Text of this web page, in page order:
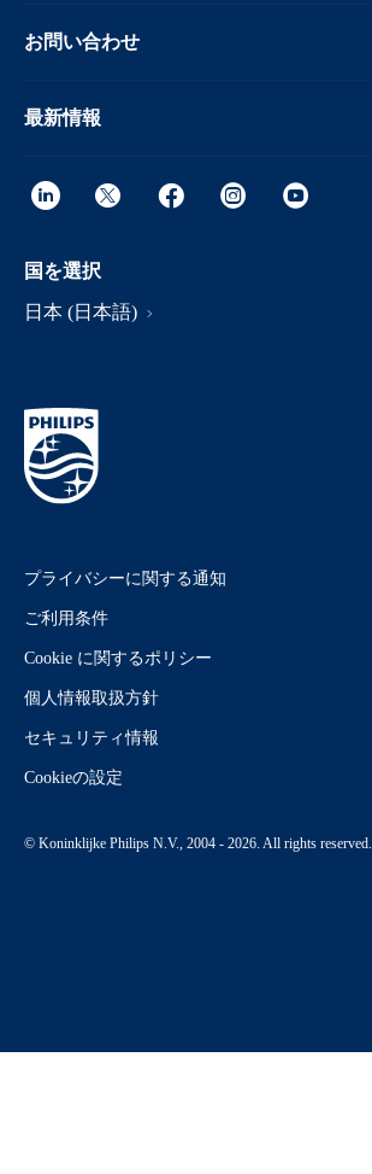
お問い合わせ
最新情報
国を選択
日本 (日本語)
プライバシーに関する通知
ご利用条件
Cookie に関するポリシー
個人情報取扱方針
セキュリティ情報
Cookieの設定
© Koninklijke Philips N.V., 2004 - 2026. All rights reserved.